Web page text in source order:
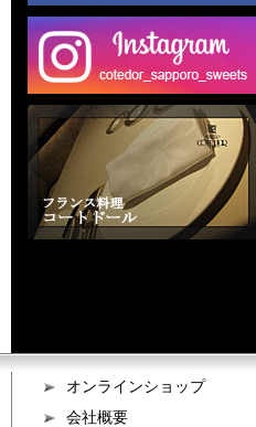
オンラインショップ
会社概要